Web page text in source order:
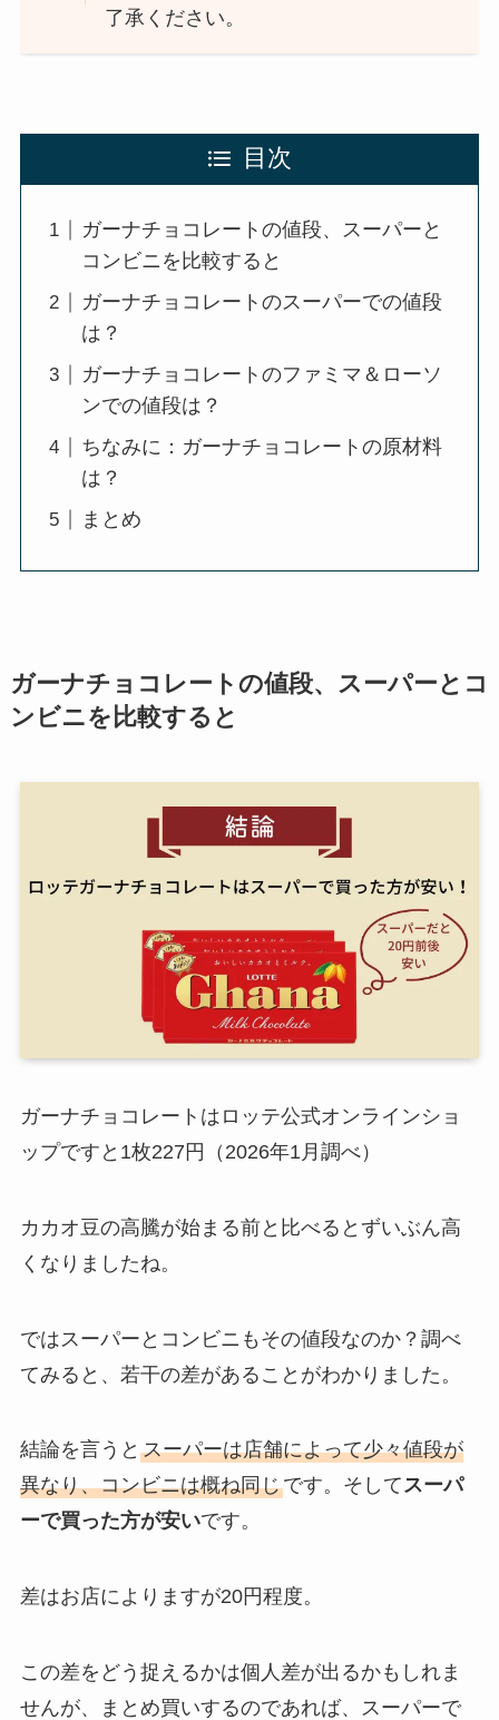
了承ください。
目次
ガーナチョコレートの値段、スーパーと
コンビニを比較すると
ガーナチョコレートのスーパーでの値段
は？
ガーナチョコレートのファミマ＆ローソ
ンでの値段は？
ちなみに：ガーナチョコレートの原材料
は？
まとめ
ガーナチョコレートの値段、スーパーとコ
ンビニを比較すると
ガーナチョコレートはロッテ公式オンラインショ
ップですと1枚227円（2026年1月調べ）
カカオ豆の高騰が始まる前と比べるとずいぶん高
くなりましたね。
ではスーパーとコンビニもその値段なのか？調べ
てみると、若干の差があることがわかりました。
結論を言うと スーパーは店舗によって少々値段が
異なり、コンビニは概ね同じです。そしてスーパ
ーで買った方が安いです。
差はお店によりますが20円程度。
この差をどう捉えるかは個人差が出るかもしれま
せんが、まとめ買いするのであれば、スーパーで